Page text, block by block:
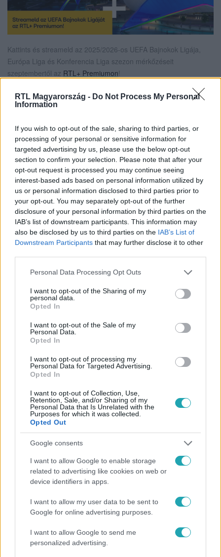
RTL Magyarország - Do Not Process My Personal
Information
If you wish to opt-out of the sale, sharing to third parties, or
processing of your personal or sensitive information for
targeted advertising by us, please use the below opt-out
section to confirm your selection. Please note that after your
opt-out request is processed you may continue seeing
interest-based ads based on personal information utilized by
us or personal information disclosed to third parties prior to
your opt-out. You may separately opt-out of the further
disclosure of your personal information by third parties on the
IAB’s list of downstream participants. This information may
also be disclosed by us to third parties on the IAB’s List of
Downstream Participants that may further disclose it to other
Please note that this website/app uses one or more Google
not limited to your visit or usage behaviour. You may click to
grant or deny consent to Google and its third-party tags to
use your data for below specified purposes in below Google
consent section.
Personal Data Processing Opt Outs
I want to opt-out of the Sharing of my
personal data.
Opted In
I want to opt-out of the Sale of my
Personal Data.
Opted In
I want to opt-out of processing my
Personal Data for Targeted Advertising.
Opted In
I want to opt-out of Collection, Use,
Retention, Sale, and/or Sharing of my
Personal Data that Is Unrelated with the
Purposes for which it was collected.
Opted Out
Google consents
I want to allow Google to enable storage
related to advertising like cookies on web or
device identifiers in apps.
I want to allow my user data to be sent to
Google for online advertising purposes.
I want to allow Google to send me
personalized advertising.
Kattints és streameld az 2025/2026-os UEFA Bajnokok Ligája,
Európa Liga és Konferencia Liga szezon mérkőzéseit
szeptembertől az RTL+ Premiumon
legyen a Google-találatokban!
Követem
#SPORT #FOCI #FUTBALL
LABDARÚGÁS
Népszerű